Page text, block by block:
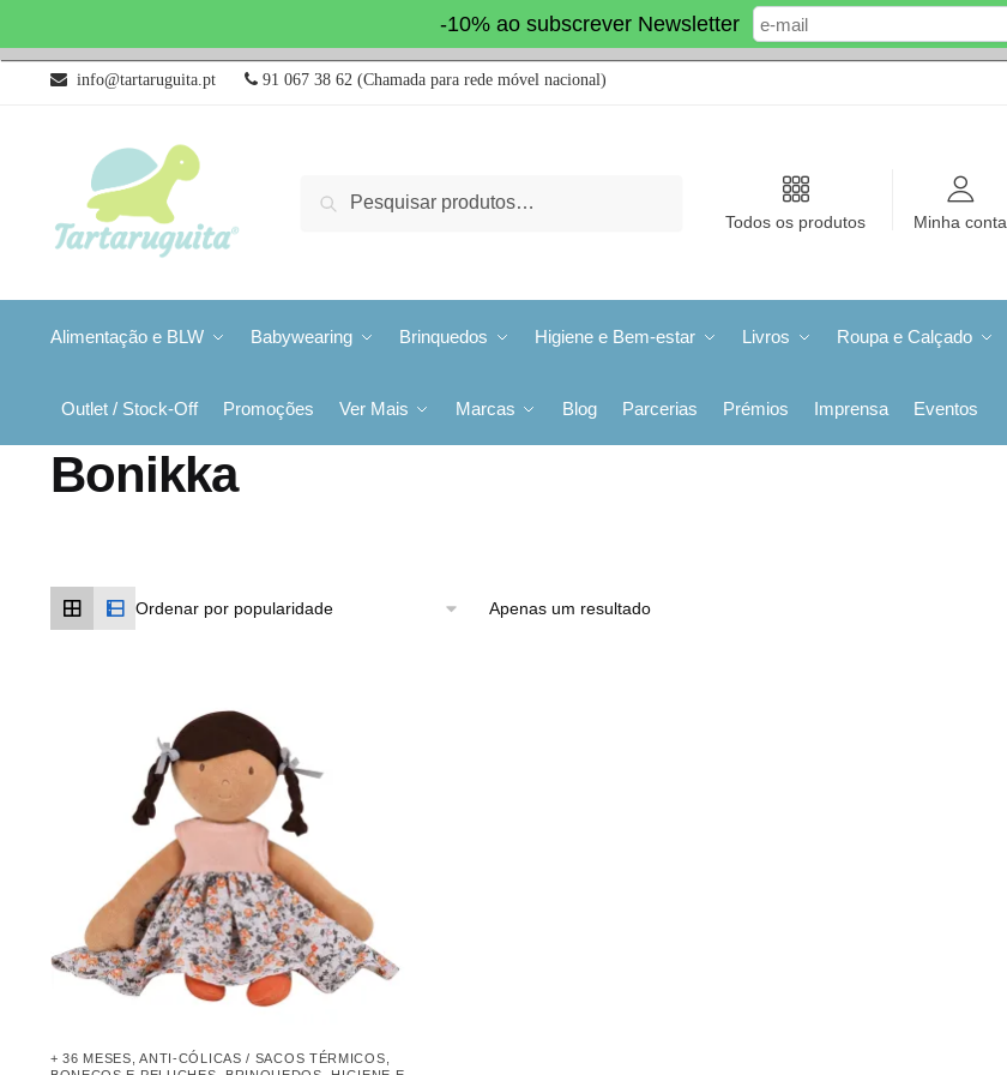
-10% ao subscrever Newsletter
info@tartaruguita.pt 91 067 38 62 (Chamada para rede móvel nacional)
Pesquisa
Todos os produtos Minha conta
Alimentação e BLW Babywearing Brinquedos Higiene e Bem-estar Livros Roupa e Calçado
Outlet / Stock-Off Promoções Ver Mais Marcas Blog Parcerias Prémios Imprensa Eventos
Bonikka
Apenas um resultado
+ 36 MESES ,ANTI-CÓLICAS / SACOS TÉRMICOS